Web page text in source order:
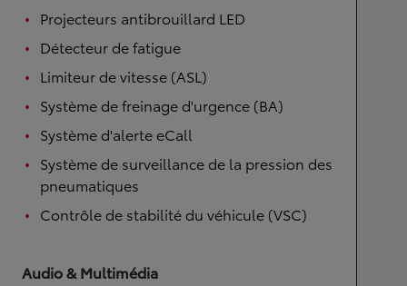
Projecteurs antibrouillard LED
Détecteur de fatigue
Limiteur de vitesse (ASL)
Système de freinage d'urgence (BA)
Système d'alerte eCall
Système de surveillance de la pression des
pneumatiques
Contrôle de stabilité du véhicule (VSC)
Audio & Multimédia